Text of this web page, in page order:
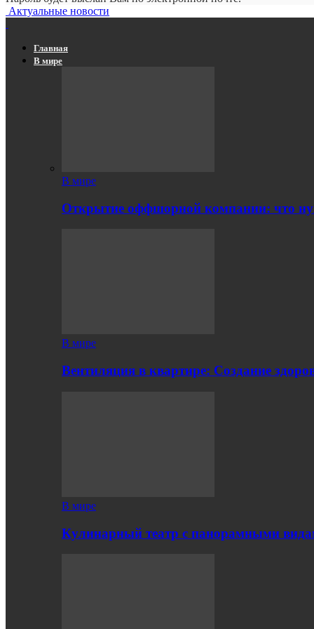
Актуальные новости
Главная
В мире
В мире
Открытие оффшорной компании: что
В мире
Вентиляция в квартире: Создание
В мире
Кулинарный театр с панорамными